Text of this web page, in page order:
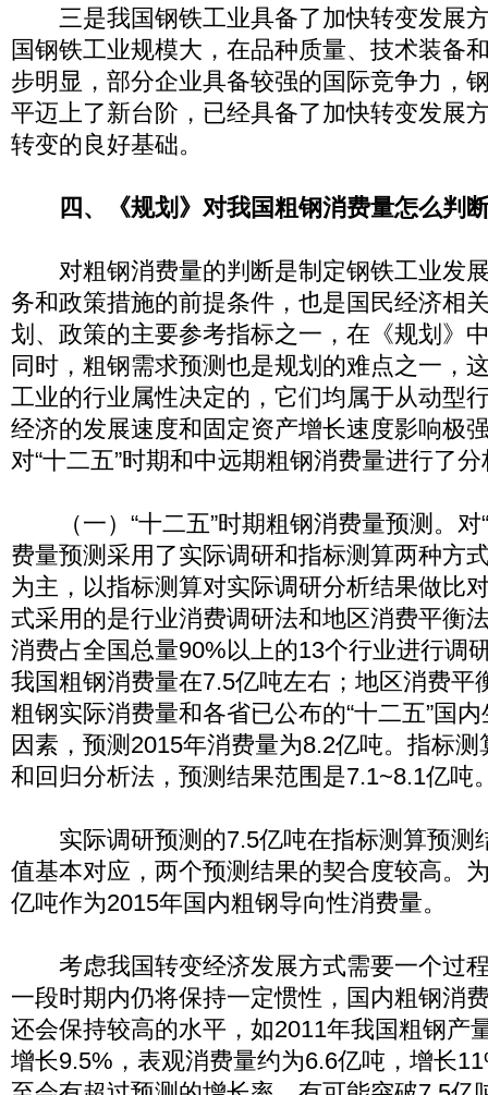
三是我国钢铁工业具备了加快转变发展
国钢铁工业规模大，在品种质量、技术装备
步明显，部分企业具备较强的国际竞争力，
平迈上了新台阶，已经具备了加快转变发展
转变的良好基础。
四、《规划》对我国粗钢消费量怎么判
对粗钢消费量的判断是制定钢铁工业发
务和政策措施的前提条件，也是国民经济相
划、政策的主要参考指标之一，在《规划》
同时，粗钢需求预测也是规划的难点之一，
工业的行业属性决定的，它们均属于从动型
经济的发展速度和固定资产增长速度影响极
对“十二五”时期和中远期粗钢消费量进行了
（一）“十二五”时期粗钢消费量预测。对
费量预测采用了实际调研和指标测算两种方
为主，以指标测算对实际调研分析结果做比
式采用的是行业消费调研法和地区消费平衡
消费占全国总量90%以上的13个行业进行调
我国粗钢消费量在7.5亿吨左右；地区消费平
粗钢实际消费量和各省已公布的“十二五”国
因素，预测2015年消费量为8.2亿吨。指标
和回归分析法，预测结果范围是7.1~8.1亿吨
实际调研预测的7.5亿吨在指标测算预测
值基本对应，两个预测结果的契合度较高。
亿吨作为2015年国内粗钢导向性消费量。
考虑我国转变经济发展方式需要一个过
一段时期内仍将保持一定惯性，国内粗钢消
还会保持较高的水平，如2011年我国粗钢产
增长9.5%，表观消费量约为6.6亿吨，增长